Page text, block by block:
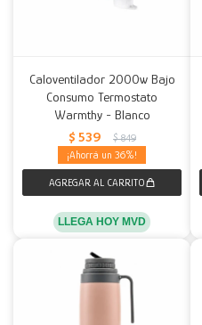
Caloventilador 2000w Bajo
Consumo Termostato
Warmthy - Blanco
$ 539 $ 849
36
LLEGA HOY MVD